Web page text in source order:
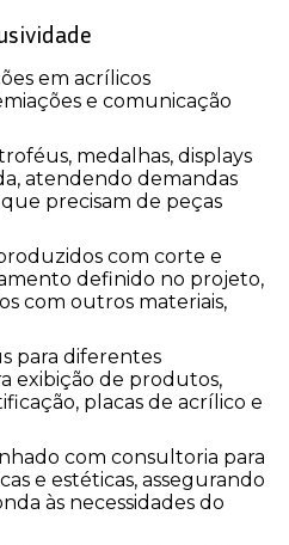
em acrílicos
e comunicação
medalhas, displays
atendendo demandas
precisam de peças
com corte e
definido no projeto,
com outros materiais,
para diferentes
exibição de produtos,
placas de acrílico e
com consultoria para
e estéticas, assegurando
às necessidades do